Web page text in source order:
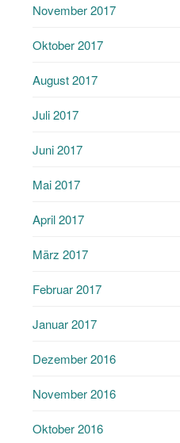
November 2017
Oktober 2017
August 2017
Juli 2017
Juni 2017
Mai 2017
April 2017
März 2017
Februar 2017
Januar 2017
Dezember 2016
November 2016
Oktober 2016